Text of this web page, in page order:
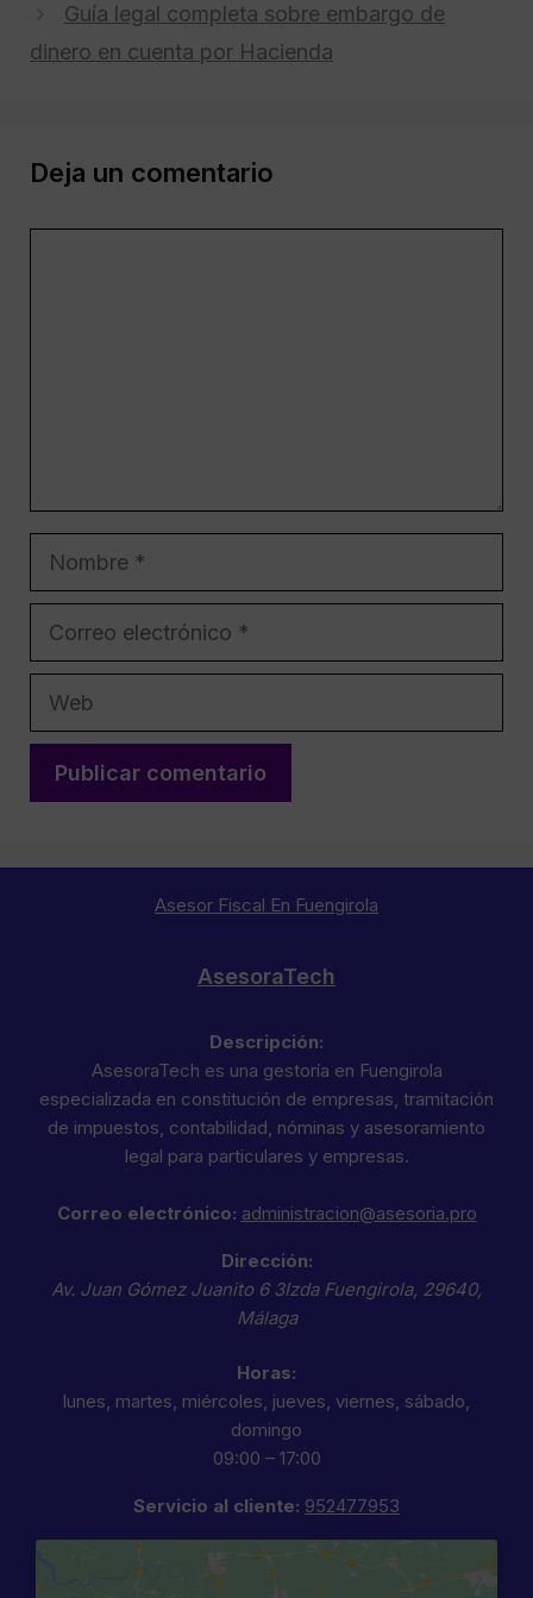
Guía legal completa sobre embargo de
dinero en cuenta por Hacienda
Deja un comentario
Nombre
Correo
Web
Asesor Fiscal En Fuengirola
AsesoraTech
Descripción:
AsesoraTech es una gestoría en Fuengirola
especializada en constitución de empresas, tramitación
de impuestos, contabilidad, nóminas y asesoramiento
legal para particulares y empresas.
Correo electrónico: administracion@asesoria.pro
Dirección:
Av. Juan Gómez Juanito 6 3Izda Fuengirola, 29640,
Málaga
Horas:
lunes, martes, miércoles, jueves, viernes, sábado,
domingo
09:00 – 17:00
Servicio al cliente: 952477953